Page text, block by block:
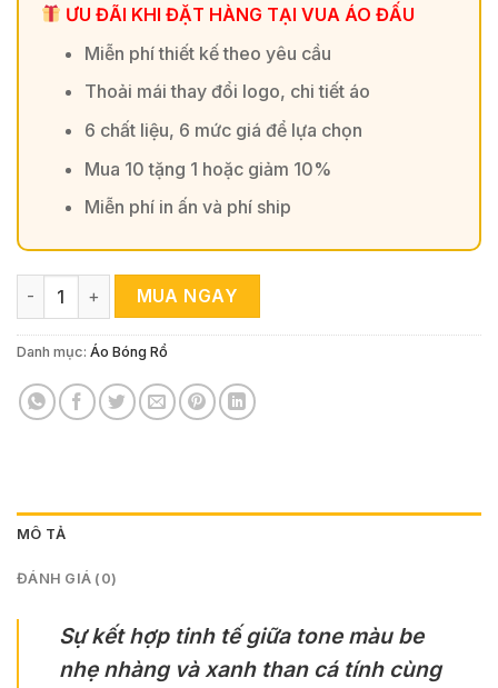
ƯU ĐÃI KHI ĐẶT HÀNG TẠI VUA ÁO ĐẤU
Miễn phí thiết kế theo yêu cầu
Thoải mái thay đổi logo, chi tiết áo
6 chất liệu, 6 mức giá để lựa chọn
Mua 10 tặng 1 hoặc giảm 10%
Miễn phí in ấn và phí ship
Bộ Quần Áo Bóng Rổ Màu Be Kết Hợp Xanh Than – Thiết
MUA NGAY
Danh mục: Áo Bóng Rổ
MÔ TẢ
ĐÁNH GIÁ (0)
Sự kết hợp tinh tế giữa tone màu be
nhẹ nhàng và xanh than cá tính cùng